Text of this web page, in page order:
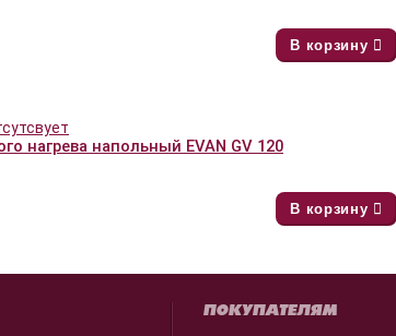
В корзину
нагрева напольный EVAN GV 120
В корзину
ПОКУПАТЕЛЯМ